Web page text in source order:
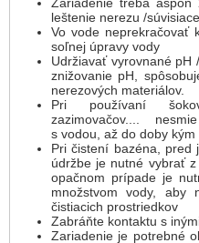
leštenie nerezu /
Vo vode neprekračovať
soľnej úpravy vody
Udržiavať vyrovnané pH
znižovanie pH,
nerezových materiálov.
Pri používaní
zazimovačov....
s vodou, až do doby
Pri čistení bazéna, pred
údržbe je nutné vybrať
opačnom prípade je
množstvom vody, aby
čistiacich prostriedkov
Zabráňte kontaktu s
Zariadenie je potrebné